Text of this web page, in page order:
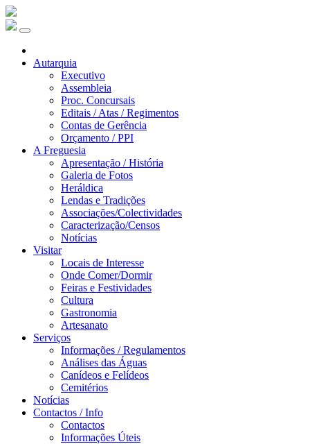
Autarquia
Executivo
Assembleia
Proc. Concursais
Editais / Atas / Regimentos
Contas de Gerência
Orçamento / PPI
A Freguesia
Apresentação / História
Galeria de Fotos
Heráldica
Lendas e Tradições
Associações/Colectividades
Caracterização/Censos
Notícias
Visitar
Locais de Interesse
Onde Comer/Dormir
Feiras e Festividades
Cultura
Gastronomia
Artesanato
Serviços
Informações / Regulamentos
Análises das Águas
Canídeos e Felídeos
Cemitérios
Notícias
Contactos / Info
Contactos
Informações Úteis